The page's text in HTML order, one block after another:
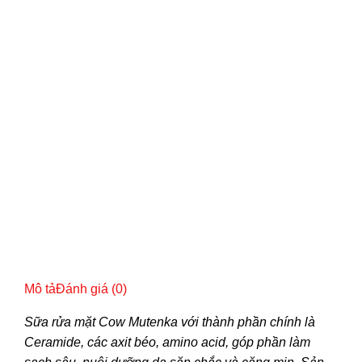
Mô tảĐánh giá (0)
Sữa rửa mặt Cow Mutenka với thành phần chính là
Ceramide, các axit béo, amino acid, góp phần làm